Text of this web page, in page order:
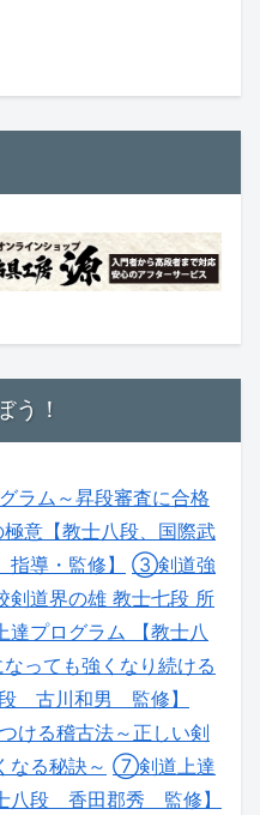
う！
ラム～昇段審査に合格
意【教士八段、国際武
導・監修】
③剣道強
剣道界の雄 教士七段 所
プログラム 【教士八
っても強くなり続ける
古川和男 監修】
ける稽古法～正しい剣
なる秘訣～ ⑦剣道上達
八段 香田郡秀 監修】